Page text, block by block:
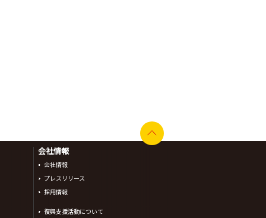
会社情報
会社情報
プレスリリース
採用情報
復興支援活動について